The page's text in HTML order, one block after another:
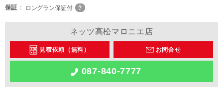
保証
ロングラン保証付
ネッツ高松マロニエ店
見積依頼（無料） お問合せ
087-840-7777